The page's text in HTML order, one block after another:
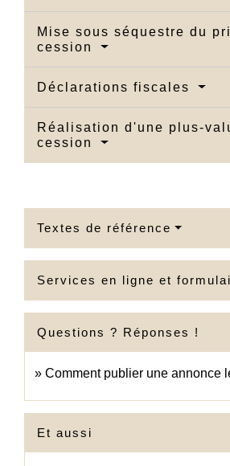
Mise sous séquestre du
cession
Déclarations fiscales
Réalisation d'une plus-
cession
Textes de référence
Services en ligne et
Questions ? Réponses !
Comment publier une annonce
Et aussi